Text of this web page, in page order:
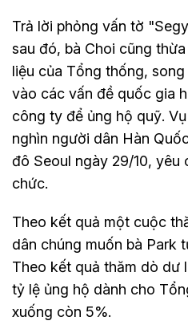
Trả lời phỏng vấn tờ
sau đó, bà Choi cũng
liệu của Tổng thống,
vào các vấn đề quốc gia
công ty để ủng hộ quỹ.
nghìn người dân Hàn
đô Seoul ngày 29/10,
chức.
Theo kết quả một cuộc
dân chúng muốn bà Park
Theo kết quả thăm dò dư
tỷ lệ ủng hộ dành cho
xuống còn 5%.